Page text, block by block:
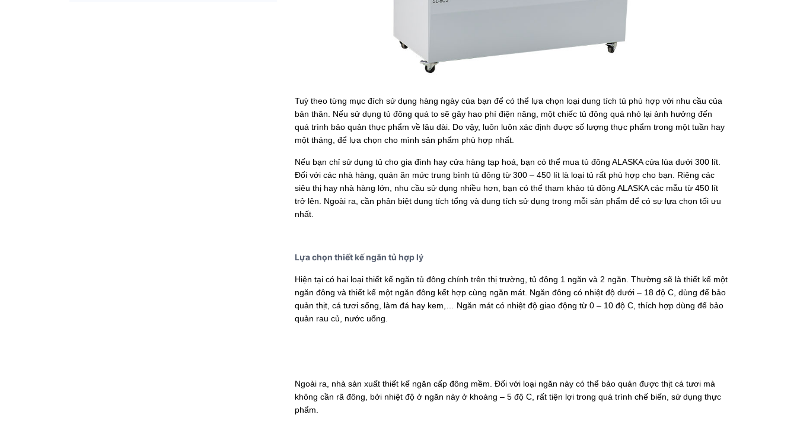
Tuỳ theo từng mục đích sử dụng hàng ngày của bạn để có thể lựa chọn loại dung tích tủ phù hợp với nhu cầu của
bản thân. Nếu sử dụng tủ đông quá to sẽ gây hao phí điện năng, một chiếc tủ đông quá nhỏ lại ảnh hưởng đến
quá trình bảo quản thực phẩm về lâu dài. Do vậy, luôn luôn xác định được số lượng thực phẩm trong một tuần hay
một tháng, để lựa chọn cho mình sản phẩm phù hợp nhất.
Nếu bạn chỉ sử dụng tủ cho gia đình hay cửa hàng tạp hoá, bạn có thể mua tủ đông ALASKA cửa lùa dưới 300 lít.
Đối với các nhà hàng, quán ăn mức trung bình tủ đông từ 300 – 450 lít là loại tủ rất phù hợp cho bạn. Riêng các
siêu thị hay nhà hàng lớn, nhu cầu sử dụng nhiều hơn, bạn có thể tham khảo tủ đông ALASKA các mẫu từ 450 lít
trở lên. Ngoài ra, cần phân biệt dung tích tổng và dung tích sử dụng trong mỗi sản phẩm để có sự lựa chọn tối ưu
nhất.
Lựa chọn thiết kế ngăn tủ hợp lý
Hiện tại có hai loại thiết kế ngăn tủ đông chính trên thị trường, tủ đông 1 ngăn và 2 ngăn. Thường sẽ là thiết kế một
ngăn đông và thiết kế một ngăn đông kết hợp cùng ngăn mát. Ngăn đông có nhiệt độ dưới – 18 độ C, dùng để bảo
quản thịt, cá tươi sống, làm đá hay kem,… Ngăn mát có nhiệt độ giao động từ 0 – 10 độ C, thích hợp dùng để bảo
quản rau củ, nước uống.
Ngoài ra, nhà sản xuất thiết kế ngăn cấp đông mềm. Đối với loại ngăn này có thể bảo quản được thịt cá tươi mà
không cần rã đông, bởi nhiệt độ ở ngăn này ở khoảng – 5 độ C, rất tiện lợi trong quá trình chế biến, sử dụng thực
phẩm.